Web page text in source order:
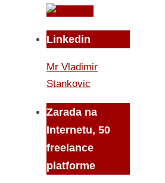
Linkedin
Mr Vladimir
Stankovic
Zarada na
Internetu, 50
freelance
platforme